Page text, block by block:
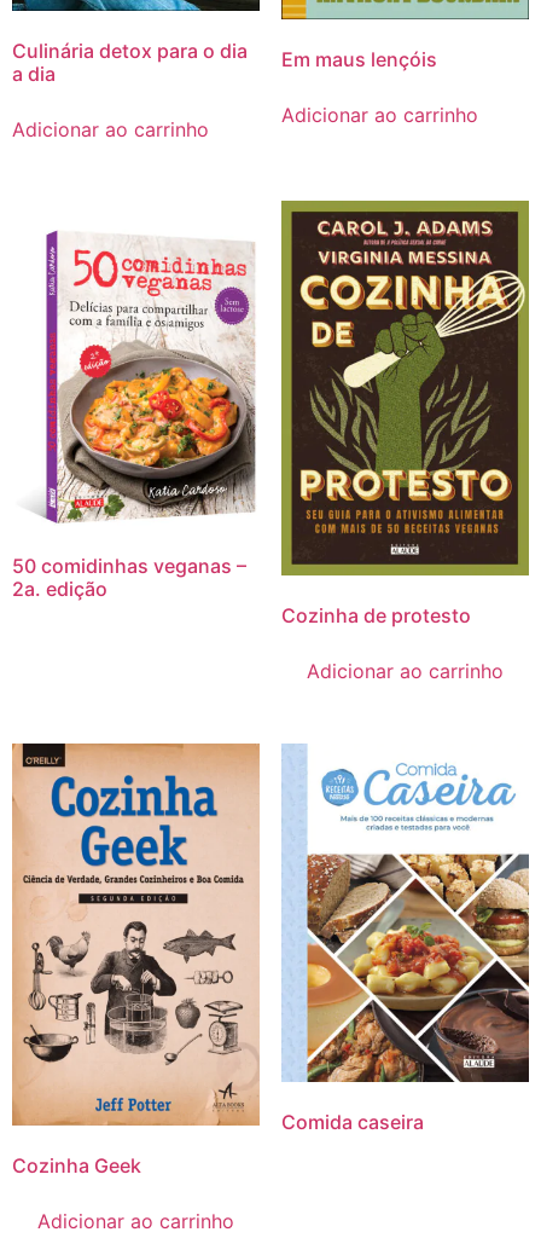
Culinária detox para o dia
a dia
Adicionar ao carrinho
Em maus lençóis
Adicionar ao carrinho
50 comidinhas veganas –
2a. edição
Cozinha de protesto
Adicionar ao carrinho
Cozinha Geek
Adicionar ao carrinho
Comida caseira